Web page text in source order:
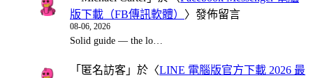
版下載（FB傳訊軟體） 〉發佈留言
08-06, 2026
Solid guide — the lo…
「 匿名訪客 」於〈LINE 電腦版官方下載 2026 最